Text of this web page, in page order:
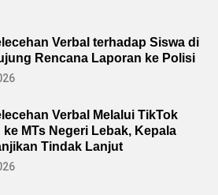
Verbal terhadap Siswa di
Rencana Laporan ke Polisi
Verbal Melalui TikTok
ke MTs Negeri Lebak, Kepala
Tindak Lanjut